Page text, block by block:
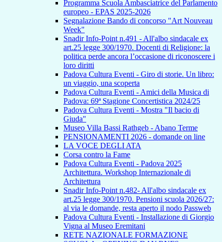
Programma Scuola Ambasciatrice del Parlamento
europeo - EPAS 2025-2026
Segnalazione Bando di concorso "Art Nouveau
Week"
Snadir Info-Point n.491 - All'albo sindacale ex
art.25 legge 300/1970. Docenti di Religione: la
politica perde ancora l’occasione di riconoscere i
loro diritti
Padova Cultura Eventi - Giro di storie. Un libro:
un viaggio, una scoperta
Padova Cultura Eventi - Amici della Musica di
Padova: 69ª Stagione Concertistica 2024/25
Padova Cultura Eventi - Mostra "Il bacio di
Giuda"
Museo Villa Bassi Rathgeb - Abano Terme
PENSIONAMENTI 2026 - domande on line
LA VOCE DEGLI ATA
Corsa contro la Fame
Padova Cultura Eventi - Padova 2025
Architettura. Workshop Internazionale di
Architettura
Snadir Info-Point n.482- All'albo sindacale ex
art.25 legge 300/1970. Pensioni scuola 2026/27:
al via le domande, resta aperto il nodo Passweb
Padova Cultura Eventi - Installazione di Giorgio
Vigna al Museo Eremitani
RETE NAZIONALE FORMAZIONE